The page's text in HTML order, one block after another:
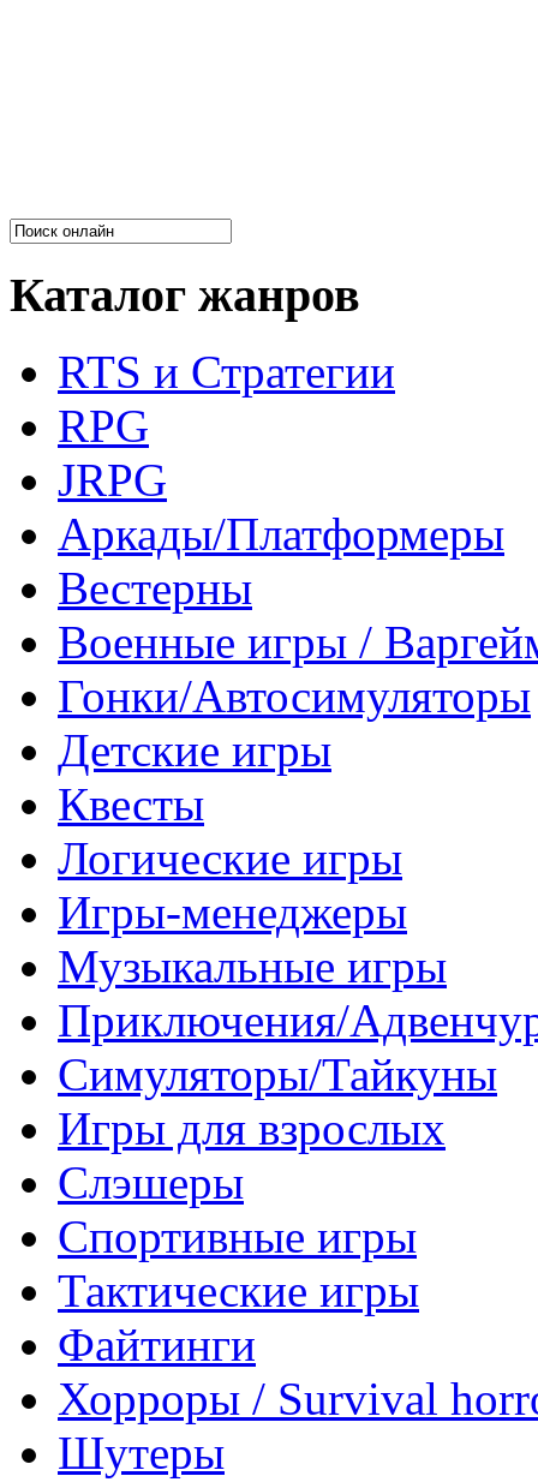
Каталог жанров
RTS и Стратегии
RPG
JRPG
Аркады/Платформеры
Вестерны
Военные игры /
Гонки/Автосимуляторы
Детские игры
Квесты
Логические игры
Игры-менеджеры
Музыкальные игры
Приключения/
Симуляторы/Тайкуны
Игры для взрослых
Слэшеры
Спортивные игры
Тактические игры
Файтинги
Хорроры / Survival
Шутеры